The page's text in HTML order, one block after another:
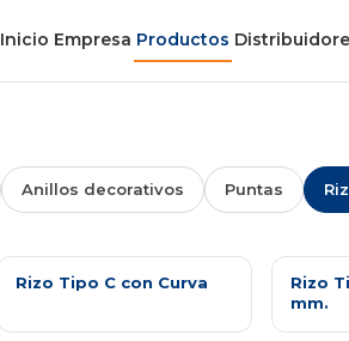
Inicio Empresa Productos
Anillos decorativos Puntas
Rizo Tipo C con Curva
Rizo
mm.